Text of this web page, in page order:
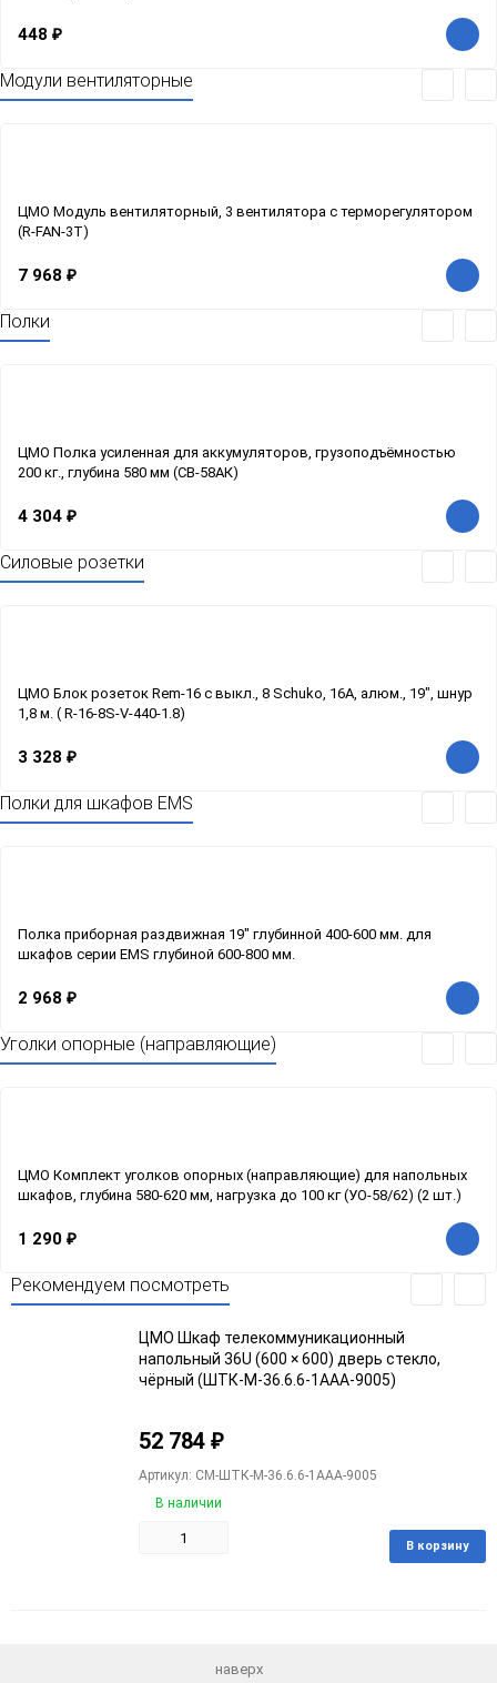
448 ₽
Модули вентиляторные
ЦМО Модуль вентиляторный, 3 вентилятора с терморегулятором
(R-FAN-3T)
7 968 ₽
Полки
ЦМО Полка усиленная для аккумуляторов, грузоподъёмностью
200 кг., глубина 580 мм (СВ-58АК)
4 304 ₽
Силовые розетки
ЦМО Блок розеток Rem-16 с выкл., 8 Schuko, 16A, алюм., 19", шнур
1,8 м. ( R-16-8S-V-440-1.8)
3 328 ₽
Полки для шкафов EMS
Полка приборная раздвижная 19" глубинной 400-600 мм. для
шкафов серии EMS глубиной 600-800 мм.
2 968 ₽
Уголки опорные (направляющие)
ЦМО Комплект уголков опорных (направляющие) для напольных
шкафов, глубина 580-620 мм, нагрузка до 100 кг (УО-58/62) (2 шт.)
1 290 ₽
Рекомендуем посмотреть
ЦМО Шкаф телекоммуникационный
напольный 36U (600 × 600) дверь стекло,
чёрный (ШТК-М-36.6.6-1ААА-9005)
52 784 ₽
Артикул: CM-ШТК-М-36.6.6-1ААА-9005
В наличии
В корзину
наверх